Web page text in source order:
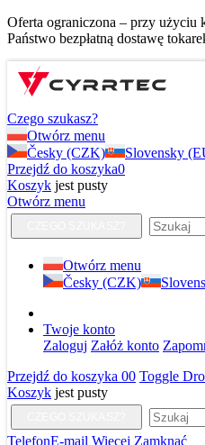
Oferta ograniczona – przy
Państwo bezpłatną dostawę
Czego szukasz?
Otwórz menu
Česky (CZK)
Slovensky
Przejdź do koszyka0
Koszyk jest pusty
Otwórz menu
Otwórz menu
Česky (CZK)
Twoje konto
Zaloguj Załóż konto
Przejdź do koszyka 00 Toggle
Koszyk jest pusty
TelefonE-mail Więcej Zamknąć